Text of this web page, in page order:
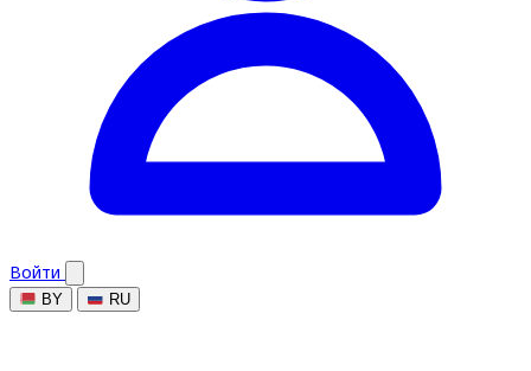
Войти
BY RU